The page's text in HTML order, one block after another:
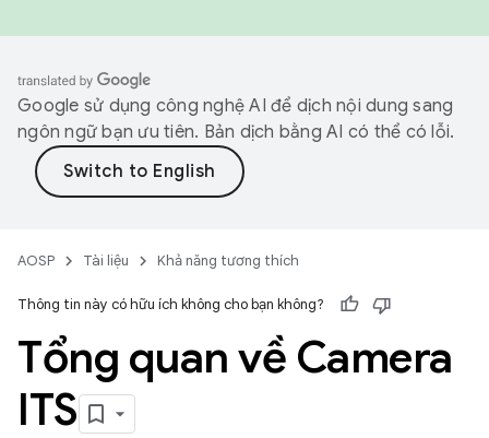
Google sử dụng công nghệ AI để dịch nội dung sang
ngôn ngữ bạn ưu tiên. Bản dịch bằng AI có thể có lỗi.
AOSP Tài liệu Khả năng tương thích
Thông tin này có hữu ích không cho bạn không?
Tổng quan về Camera
ITS